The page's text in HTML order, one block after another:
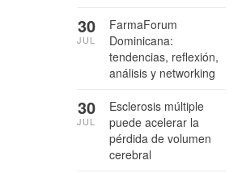
FarmaForum
Dominicana:
tendencias, reflexión,
análisis y networking
30
JUL
Esclerosis múltiple
puede acelerar la
pérdida de volumen
cerebral
30
JUL